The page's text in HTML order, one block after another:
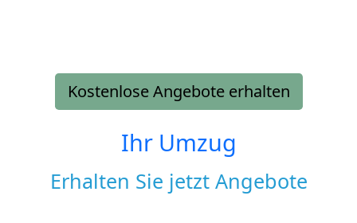
Kostenlose Angebote erhalten
Ihr Umzug
Erhalten Sie jetzt Angebote